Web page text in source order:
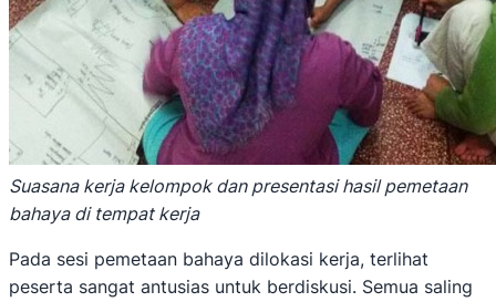
Suasana kerja kelompok dan presentasi hasil pemetaan
bahaya di tempat kerja
Pada sesi pemetaan bahaya dilokasi kerja, terlihat
peserta sangat antusias untuk berdiskusi. Semua saling